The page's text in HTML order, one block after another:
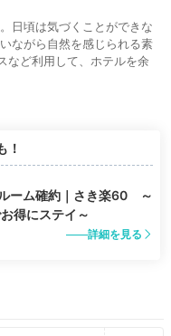
日頃は気づくことができな
ながら自然を感じられる素
など利用して、ホテルを余
！
ーム確約｜さき楽60 ～
得にステイ～
詳細を見る